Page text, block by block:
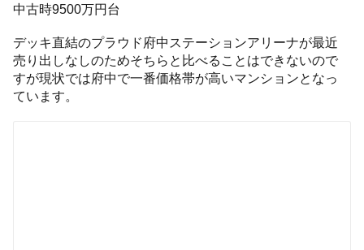
中古時9500万円台
デッキ直結のプラウド府中ステーションアリーナが最近
売り出しなしのためそちらと比べることはできないので
すが現状では府中で一番価格帯が高いマンションとなっ
ています。